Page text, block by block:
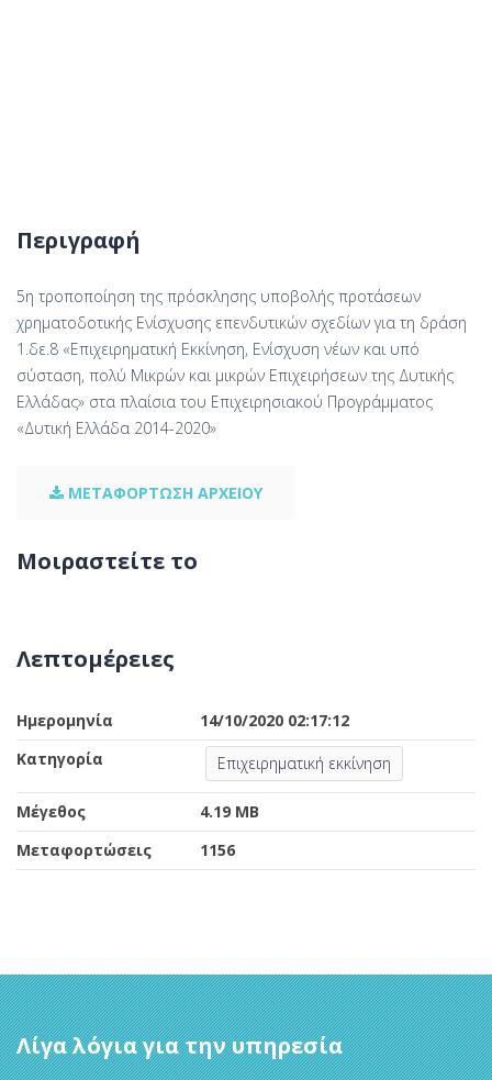
Περιγραφή
5η τροποποίηση της πρόσκλησης υποβολής προτάσεων
χρηματοδοτικής Ενίσχυσης επενδυτικών σχεδίων για τη δράση
1.δε.8 «Επιχειρηματική Εκκίνηση, Ενίσχυση νέων και υπό
σύσταση, πολύ Μικρών και μικρών Επιχειρήσεων της Δυτικής
Ελλάδας» στα πλαίσια του Επιχειρησιακού Προγράμματος
«Δυτική Ελλάδα 2014-2020»
ΜΕΤΑΦΟΡΤΩΣΗ ΑΡΧΕΙΟΥ
Μοιραστείτε το
Λεπτομέρειες
Ημερομηνία
14/10/2020 02:17:12
Κατηγορία
Επιχειρηματική εκκίνηση
Μέγεθος
4.19 MB
Μεταφορτώσεις
1156
Λίγα λόγια για την υπηρεσία